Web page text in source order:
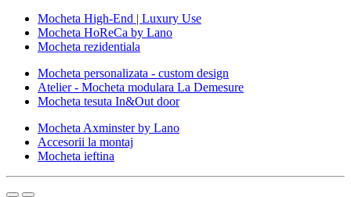
Mocheta High-End | Luxury Use
Mocheta HoReCa by Lano
Mocheta rezidentiala
Mocheta personalizata - custom design
Atelier - Mocheta modulara La Demesure
Mocheta tesuta In&Out door
Mocheta Axminster by Lano
Accesorii la montaj
Mocheta ieftina